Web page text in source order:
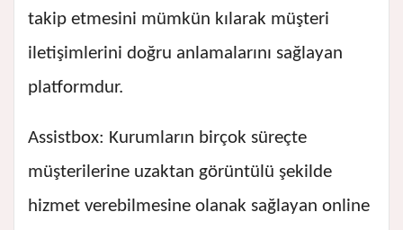
takip etmesini mümkün kılarak müşteri
iletişimlerini doğru anlamalarını sağlayan
platformdur.
Assistbox: Kurumların birçok süreçte
müşterilerine uzaktan görüntülü şekilde
hizmet verebilmesine olanak sağlayan online